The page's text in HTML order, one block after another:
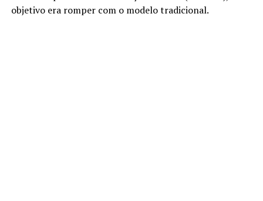
objetivo era romper com o modelo tradicional.